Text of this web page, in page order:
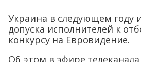
Украина в следующем году
допуска исполнителей к
конкурсу на Евровидение.
Об этом в эфире